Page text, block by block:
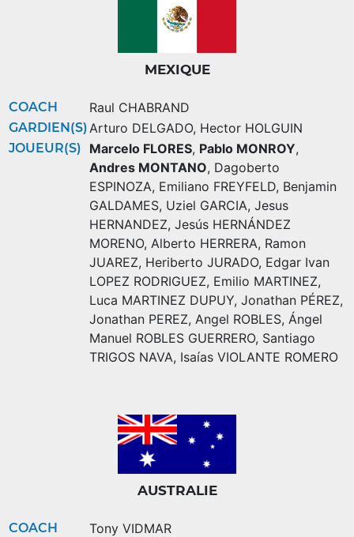
MEXIQUE
COACH Raul CHABRAND
GARDIEN(S) Arturo DELGADO, Hector HOLGUIN
JOUEUR(S) Marcelo FLORES, Pablo MONROY,
Andres MONTANO, Dagoberto
ESPINOZA, Emiliano FREYFELD, Benjamin
GALDAMES, Uziel GARCIA, Jesus
HERNANDEZ, Jesús HERNÁNDEZ
MORENO, Alberto HERRERA, Ramon
JUAREZ, Heriberto JURADO, Edgar Ivan
LOPEZ RODRIGUEZ, Emilio MARTINEZ,
Luca MARTINEZ DUPUY, Jonathan PÉREZ,
Jonathan PEREZ, Angel ROBLES, Ángel
Manuel ROBLES GUERRERO, Santiago
TRIGOS NAVA, Isaías VIOLANTE ROMERO
AUSTRALIE
COACH Tony VIDMAR